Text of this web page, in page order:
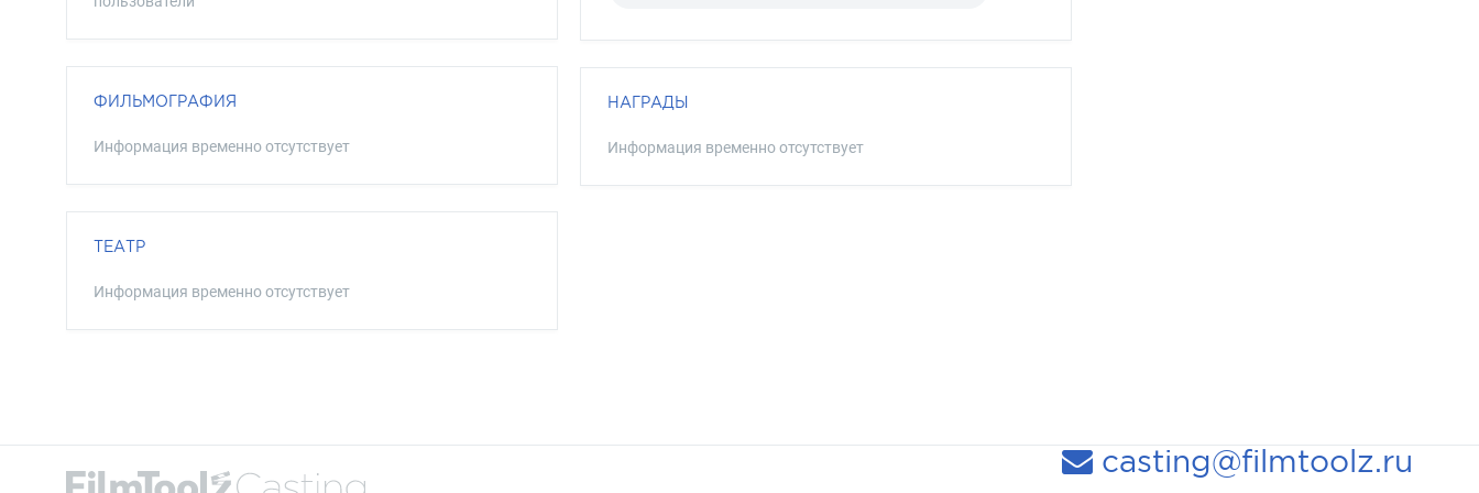
ФИЛЬМОГРАФИЯ
Информация временно отсутствует
ТЕАТР
Информация временно отсутствует
НАГРАДЫ
Информация временно отсутствует
casting@filmtoolz.ru